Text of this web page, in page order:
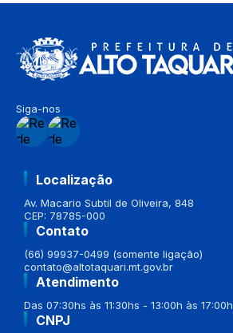
Siga-nos
Localização
Av. Macario Subtil de Oliveira, 848
CEP: 78785-000
Contato
(66) 99937-0499 (somente ligação)
contato@altotaquari.mt.gov.br
Atendimento
Das 07:30hs às 11:30hs - 13:00h às 17:00h
CNPJ